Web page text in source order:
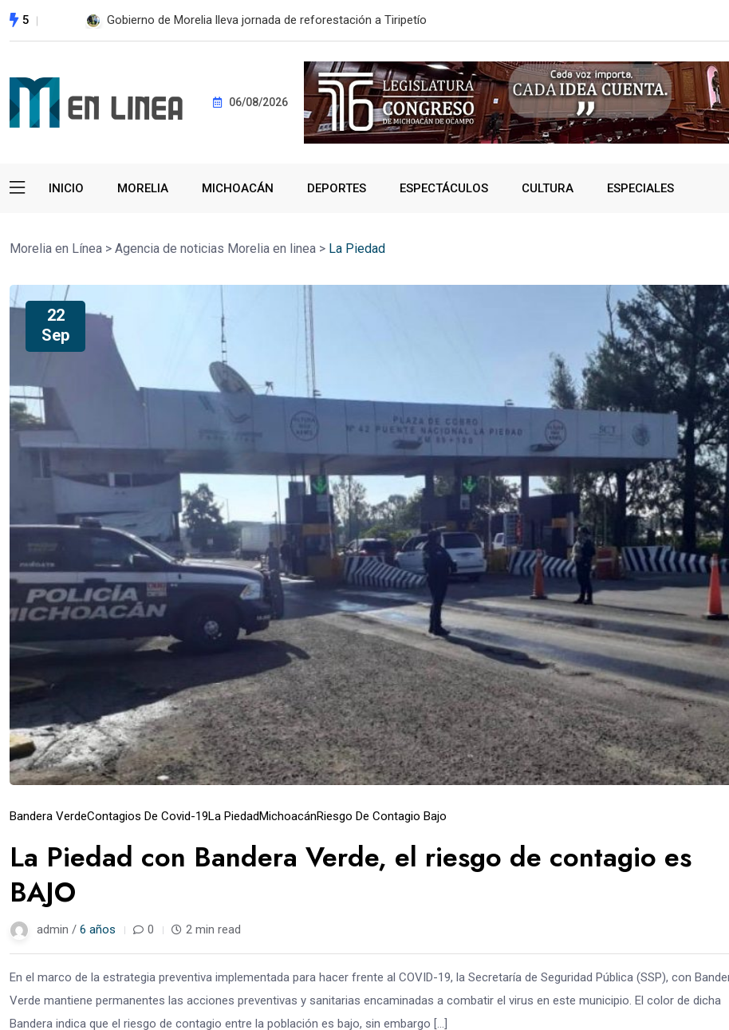
5 ESTE MIÉRCOLES, UMSNH LANZA TERCERA CONVOCATORIA DE NUEVO INGRESO SSP fortalece
06/08/2026
INICIO MORELIA MICHOACÁN DEPORTES ESPECTÁCULOS CULTURA ESPECIALES
Morelia en Línea > Agencia de noticias Morelia en linea > La Piedad
22
Sep
Bandera VerdeContagios De Covid-19La PiedadMichoacánRiesgo De Contagio Bajo
La Piedad con Bandera Verde, el riesgo de contagio es
BAJO
admin / 6 años 0 2 min read
En el marco de la estrategia preventiva implementada para hacer frente al COVID-19, la Secretaría de Seguridad Pública (SSP), con
Verde mantiene permanentes las acciones preventivas y sanitarias encaminadas a combatir el virus en este municipio. El color de dicha
Bandera indica que el riesgo de contagio entre la población es bajo, sin embargo […]